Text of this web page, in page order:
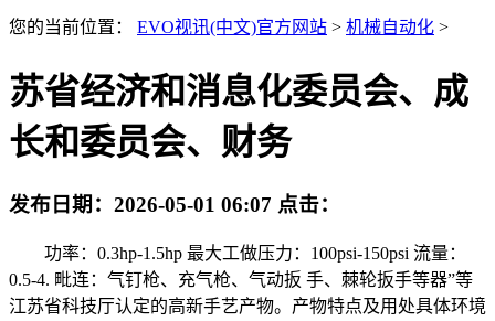
您的当前位置： EVO视讯(中文)官方网站 > 机械自动化 >
苏省经济和消息化委员会、成
长和委员会、财务
发布日期： 2026-05-01 06:07 点击：
功率：0.3hp-1.5hp 最大工做压力：100psi-150psi 流量：
0.5-4. 毗连：气钉枪、充气枪、气动扳 手、棘轮扳手等器”等
江苏省科技厅认定的高新手艺产物。产物特点及用处具体环境